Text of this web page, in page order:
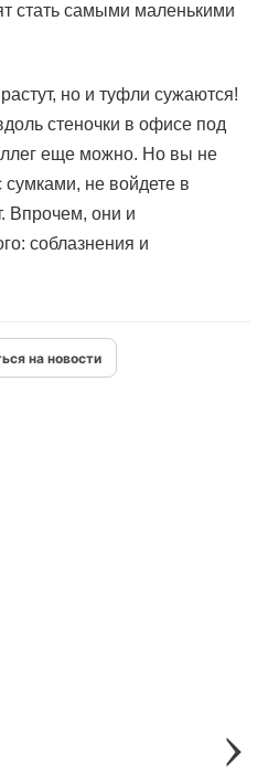
стать самыми маленькими
но и туфли сужаются!
стеночки в офисе под
еще можно. Но вы не
сумками, не войдете в
Впрочем, они и
соблазнения и
на новости